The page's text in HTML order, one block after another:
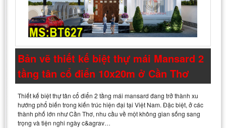
Bản vẽ thiết kế biệt thự mái Mansard 2
tầng tân cổ điển 10x20m ở Cần Thơ
Thiết kế biệt thự tân cổ điển 2 tầng mái mansard đang trở thành xu
hướng phổ biến trong kiến trúc hiện đại tại Việt Nam. Đặc biệt, ở các
thành phố lớn như Cần Thơ, nhu cầu về một không gian sống sang
trọng và tiện nghi ngày c&agrav…